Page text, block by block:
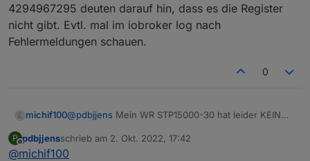
4294967295 deuten darauf hin, dass es die Register
nicht gibt. Evtl. mal im iobroker log nach
Fehlermeldungen schauen.
0
michif100@pdbjjens Mein WR STP15000-30 hat leider KEIN
Evcc läuft natürlich gut mittlerweile, das ist nicht das
Problem.
P
Offline
pdbjjensschrieb am 2. Okt. 2022, 17:42
zuletzt editiert von
@michif100